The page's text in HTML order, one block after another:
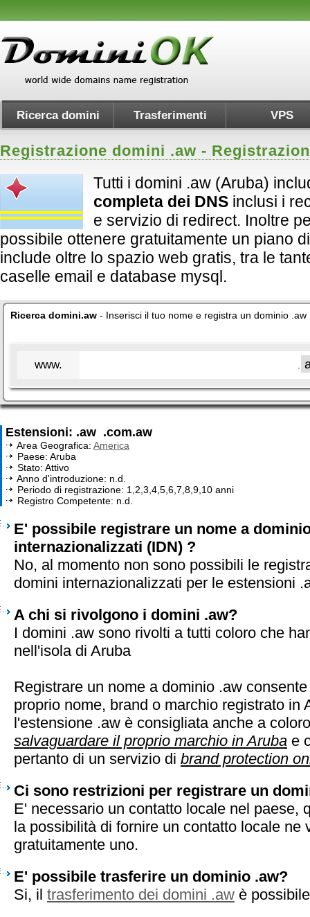
Ricerca domini Trasferimenti VPS
Registrazione domini .aw -
Tutti i domini .aw (Aruba)
completa dei DNS inclusi i
e servizio di redirect. Inoltre
possibile ottenere gratuitamente un piano
include oltre lo spazio web gratis, tra le
caselle email e database mysql.
Ricerca domini.aw - Inserisci il tuo nome e registra un dominio .aw
www.
Estensioni: .aw .com.aw
Area Geografica: America
Paese: Aruba
Stato: Attivo
Anno d'introduzione: n.d.
Periodo di registrazione: 1,2,3,4,5,6,7,8,9,10 anni
Registro Competente: n.d.
E' possibile registrare un nome a
internazionalizzati (IDN) ?
No, al momento non sono possibili le
domini internazionalizzati per le estensioni
A chi si rivolgono i domini .aw?
I domini .aw sono rivolti a tutti coloro che
nell'isola di Aruba
Registrare un nome a dominio .aw
proprio nome, brand o marchio registrato in
l'estensione .aw è consigliata anche a
salvaguardare il proprio marchio in Aruba e
pertanto di un servizio di brand protection
Ci sono restrizioni per registrare un
E' necessario un contatto locale nel paese,
la possibilità di fornire un contatto locale ne
gratuitamente uno.
E' possibile trasferire un dominio .aw?
Si, il trasferimento dei domini .aw è